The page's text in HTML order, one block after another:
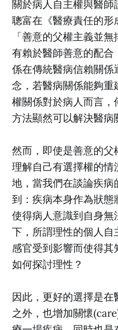
關於病人自主權與醫
聰富在《醫療責任的形
「善意的父權主義並
有賴於醫師善意的配
係在傳統醫病信賴關
念，若醫病關係能夠
權關係對於病人而言，
方法顯然可以解決醫病
然而，即使是善意的
理解自己有選擇權的
地，當我們在談論疾
到：疾病本身作為狀態
使得病人意識到自身
下，所謂理性的個人
感官受到影響而使得
如何探討理性？
因此，更好的選擇是
之外，也增加關懷